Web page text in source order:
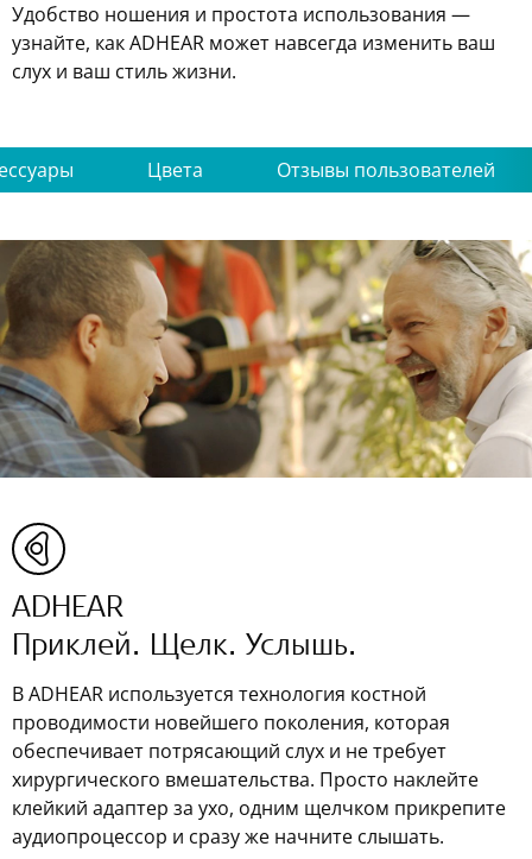
Удобство ношения и простота использования —
узнайте, как ADHEAR может навсегда изменить ваш
слух и ваш стиль жизни.
Цвета Отзывы пользователей
ADHEAR
Приклей. Щелк. Услышь.
В ADHEAR используется технология костной
проводимости новейшего поколения, которая
обеспечивает потрясающий слух и не требует
хирургического вмешательства. Просто наклейте
клейкий адаптер за ухо, одним щелчком прикрепите
аудиопроцессор и сразу же начните слышать.